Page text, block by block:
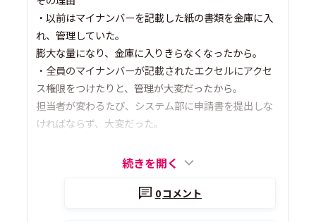
・以前はマイナンバーを記載した紙の書類を金庫に入
れ、管理していた。
膨大な量になり、金庫に入りきらなくなったから。
・全員のマイナンバーが記載されたエクセルにアクセ
ス権限をつけたりと、管理が大変だったから。
担当者が変わるたび、システム部に申請書を提出しな
ければならず、大変だった。
続きを開く
0コメント